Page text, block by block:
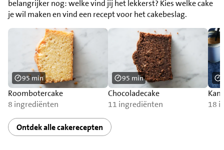
belangrijker nog: welke vind jij het lekkerst? Kies welke cake
je wil maken en vind een recept voor het cakebeslag.
Roombotercake
8 ingrediënten
95 min
Chocoladecake
11 ingrediënten
95 min
18
Ontdek alle cakerecepten